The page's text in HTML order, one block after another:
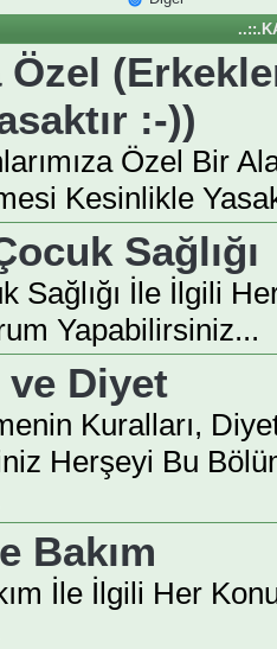
Özel
:-))
Özel Bir
Kesinlikle
Sağlığı
Sağlığı İle İlgili
Yapabilirsiniz...
ve Diyet
Kuralları,
Herşeyi Bu
Bakım
İle İlgili Her